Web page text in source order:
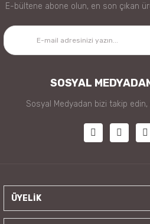
E-bültene abone olun, en son çıkan
SOSYAL
Sosyal Medyadan bizi takip
ÜYELİK